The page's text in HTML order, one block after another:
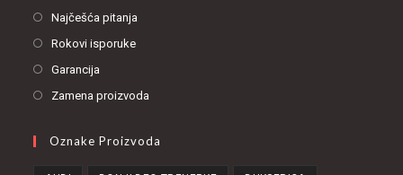
Najčešća pitanja
Rokovi isporuke
Garancija
Zamena proizvoda
Oznake Proizvoda